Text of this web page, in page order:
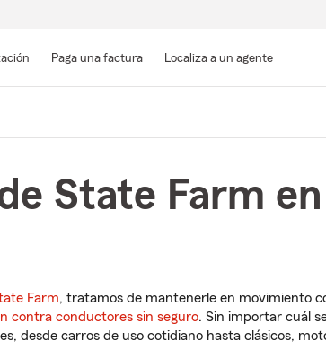
Paga una factura Localiza a un agente
State Farm en
Farm, tratamos de mantenerle en movimiento
contra conductores sin seguro. Sin importar cuál
desde carros de uso cotidiano hasta clásicos,